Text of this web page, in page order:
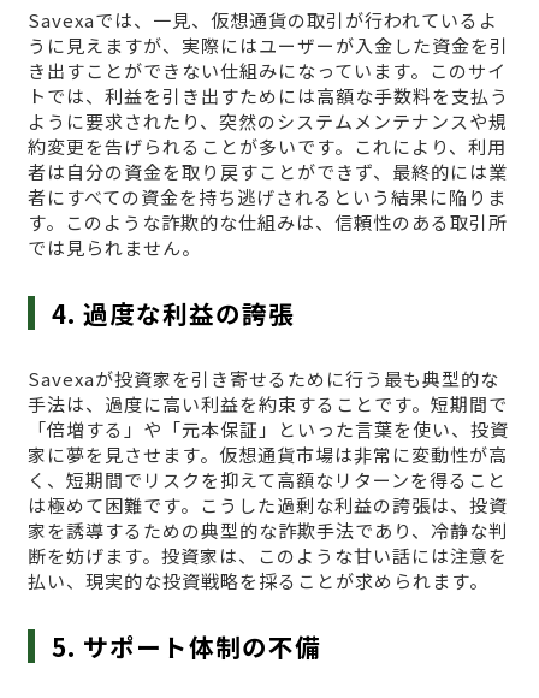
Savexaでは、一見、仮想通貨の取引が行われているよ
うに見えますが、実際にはユーザーが入金した資金を引
き出すことができない仕組みになっています。このサイ
トでは、利益を引き出すためには高額な手数料を支払う
ように要求されたり、突然のシステムメンテナンスや規
約変更を告げられることが多いです。これにより、利用
者は自分の資金を取り戻すことができず、最終的には業
者にすべての資金を持ち逃げされるという結果に陥りま
す。このような詐欺的な仕組みは、信頼性のある取引所
では見られません。
4. 過度な利益の誇張
Savexaが投資家を引き寄せるために行う最も典型的な
手法は、過度に高い利益を約束することです。短期間で
「倍増する」や「元本保証」といった言葉を使い、投資
家に夢を見させます。仮想通貨市場は非常に変動性が高
く、短期間でリスクを抑えて高額なリターンを得ること
は極めて困難です。こうした過剰な利益の誇張は、投資
家を誘導するための典型的な詐欺手法であり、冷静な判
断を妨げます。投資家は、このような甘い話には注意を
払い、現実的な投資戦略を採ることが求められます。
5. サポート体制の不備